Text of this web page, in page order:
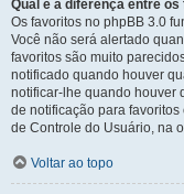
Qual é a diferença entre
Os favoritos no phpBB 3.0
Você não será alertado
favoritos são muito
notificado quando houver
notificar-lhe quando houver
de notificação para
de Controle do Usuário, na
Voltar ao topo